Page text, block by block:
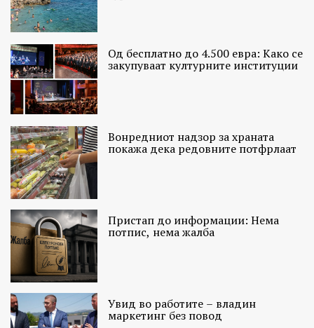
Од бесплатно до 4.500 евра: Како се
закупуваат културните институции
Вонредниот надзор за храната
покажа дека редовните потфрлаат
Пристап до информации: Нема
потпис, нема жалба
Увид во работите – владин
маркетинг без повод